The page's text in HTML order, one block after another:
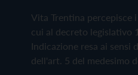
Vita Trentina
cui al decreto legislativo
Indicazione resa ai sensi
dell'art. 5 del medesimo